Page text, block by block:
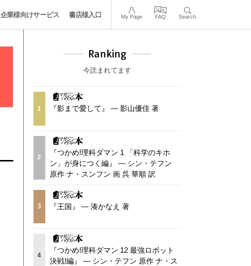
企業様向けサービス 書店様入口 My Page FAQ Search
Ranking
今読まれてます
1 『影まで愛して』 — 影山優佳 著
2
『つかめ!理科ダマン 1 「科学のキホ
ン」が身につく編』 — シン・テフン
原作 ナ・スンフン 画 呉 華順 訳
3 『王国』 — 湊かなえ 著
4
『つかめ!理科ダマン 12 最強ロボット
決戦!編』 — シン・テフン 原作 ナ・ス